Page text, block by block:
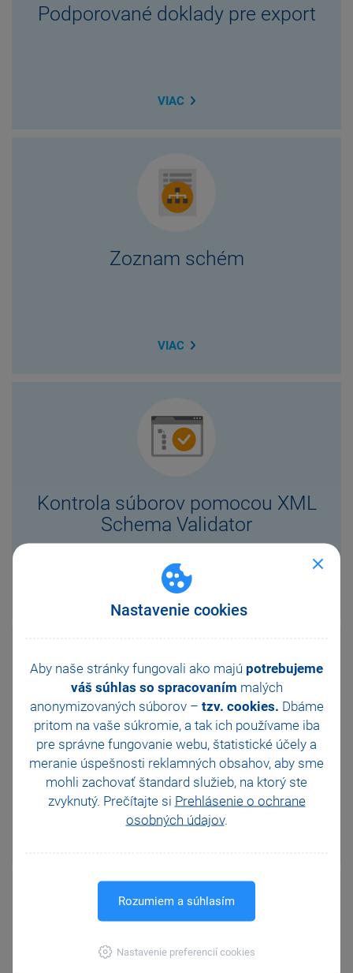
Nastavenie cookies
Aby naše stránky fungovali ako majú potrebujeme
váš súhlas so spracovaním malých
anonymizovaných súborov – tzv. cookies. Dbáme
pritom na vaše súkromie, a tak ich používame iba
pre správne fungovanie webu, štatistické účely a
meranie úspešnosti reklamných obsahov, aby sme
mohli zachovať štandard služieb, na ktorý ste
zvyknutý. Prečítajte si Prehlásenie o ochrane
osobných údajov.
Rozumiem a súhlasím
Nastavenie preferencií cookies
Podporované doklady pre export
VIAC
Zoznam schém
VIAC
Kontrola súborov pomocou XML
Schema Validator
VIAC
Podrobnosti spracovania